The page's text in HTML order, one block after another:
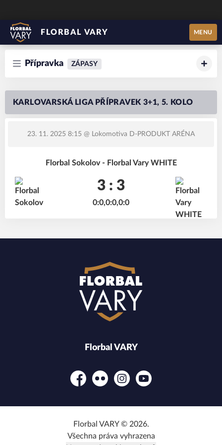
FLORBAL VARY MENU
Přípravka ZÁPASY
KARLOVARSKÁ LIGA PŘÍPRAVEK 3+1, 5. KOLO
23. 11. 2025 8:15 @ Lokomotiva D-PRODUKT ARÉNA
Florbal Sokolov - Florbal Vary WHITE
3 : 3
0:0,0:0,0:0
Florbal VARY
FacebookFlickr InstagramYouTube
Florbal VARY © 2026.
Všechna práva vyhrazena